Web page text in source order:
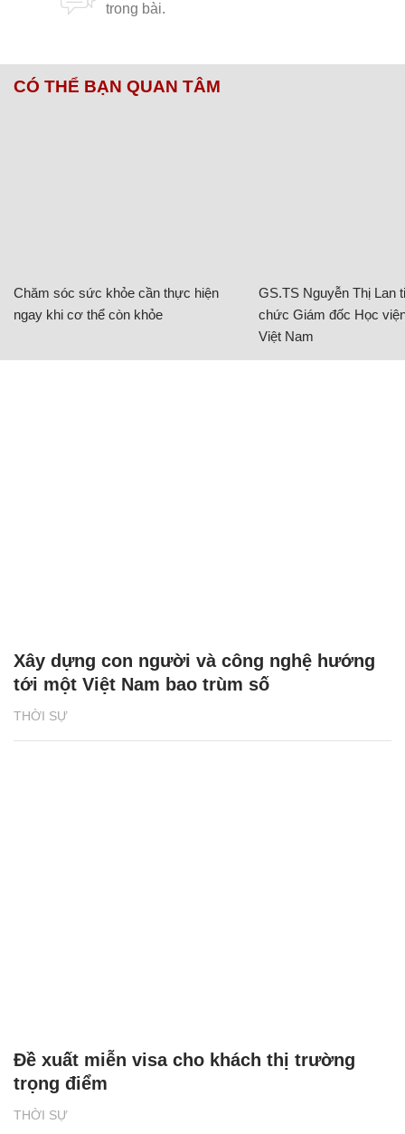
CÓ THỂ BẠN QUAN TÂM
Chăm sóc sức khỏe cần thực hiện
ngay khi cơ thể còn khỏe
GS.TS Nguyễn Thị Lan
chức Giám đốc Học
Việt Nam
THỜI SỰ
Xây dựng con người và công nghệ hướng
tới một Việt Nam bao trùm số
THỜI SỰ
Đề xuất miễn visa cho khách thị trường
trọng điểm